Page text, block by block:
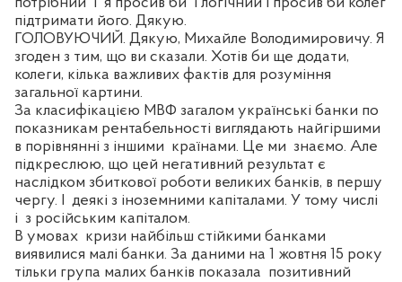
підтримати його. Дякую.
ГОЛОВУЮЧИЙ. Дякую, Михайле Володимировичу. Я
згоден з тим, що ви сказали. Хотів би ще додати,
колеги, кілька важливих фактів для розуміння
загальної картини.
За класифікацією МВФ загалом українські банки по
показникам рентабельності виглядають найгіршими
в порівнянні з іншими країнами. Це ми знаємо. Але
підкреслюю, що цей негативний результат є
наслідком збиткової роботи великих банків, в першу
чергу. І
деякі з іноземними капіталами. У тому числі
і з російським капіталом.
В умовах кризи найбільш стійкими банками
виявилися малі банки. За даними на 1 жовтня 15 року
тільки група малих банків показала позитивний